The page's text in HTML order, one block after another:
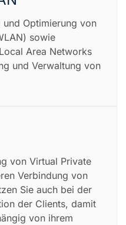
und Optimierung von
sowie
Area Networks
und Verwaltung von
von Virtual Private
Verbindung von
Sie auch bei der
der Clients, damit
von ihrem